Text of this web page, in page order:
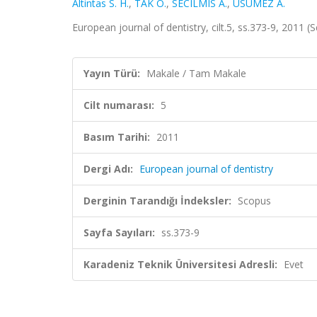
Altintas S. H., TAK O., SECILMIS A., USUMEZ A.
European journal of dentistry, cilt.5, ss.373-9, 2011
Yayın Türü: Makale / Tam Makale
Cilt numarası: 5
Basım Tarihi: 2011
Dergi Adı: European journal of dentistry
Derginin Tarandığı İndeksler: Scopus
Sayfa Sayıları: ss.373-9
Karadeniz Teknik Üniversitesi Adresli: Evet